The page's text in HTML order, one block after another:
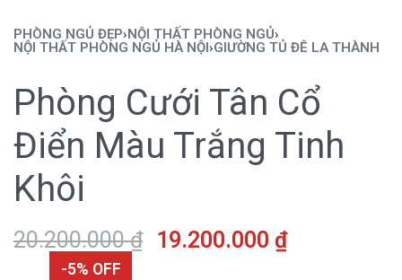
PHÒNG NGỦ ĐẸP›NỘI THẤT PHÒNG NGỦ›
NỘI THẤT PHÒNG NGỦ HÀ NỘI›GIƯỜNG TỦ ĐÊ LA THÀNH
Phòng Cưới Tân Cổ
Điển Màu Trắng Tinh
Khôi
20.200.000₫ 19.200.000 ₫
-5% OFF